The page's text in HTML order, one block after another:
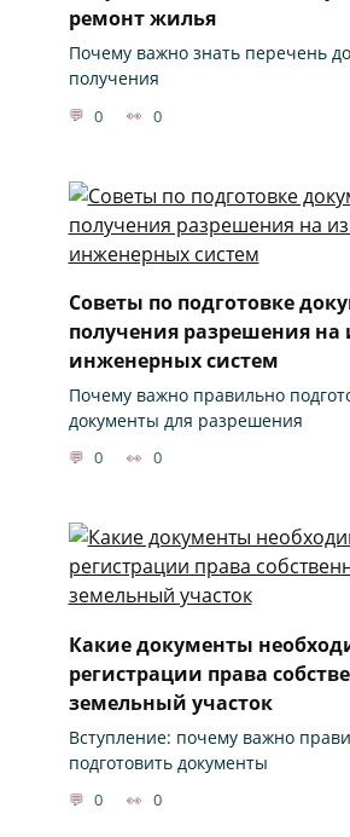
ремонт жилья
Почему важно знать перечень
получения
0 0
Советы по подготовке
получения разрешения на
инженерных систем
Почему важно правильно
документы для разрешения
0 0
Какие документы
регистрации права
земельный участок
Вступление: почему важно
подготовить документы
0 0